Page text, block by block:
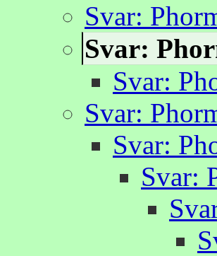
Svar:
Svar:
Svar:
Svar:
Svar:
Svar: